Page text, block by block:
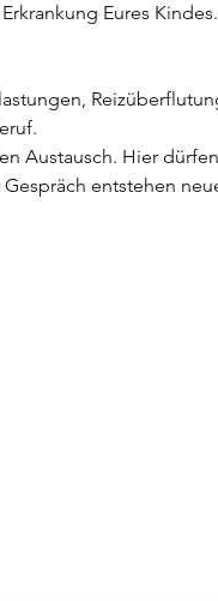
Eures Kindes.
Austausch. Hier
entstehen